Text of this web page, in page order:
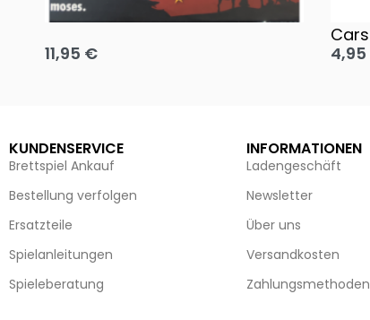
Oh, heilige Nacht!
11,95 €
Cars
4,95
KUNDENSERVICE
Brettspiel Ankauf
Bestellung verfolgen
Ersatzteile
Spielanleitungen
Spieleberatung
INFORMATIONEN
Ladengeschäft
Newsletter
Über uns
Versandkosten
Zahlungsmethoden